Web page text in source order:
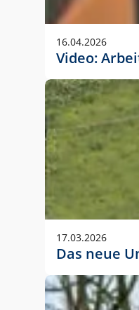
Die Logohöhe
folgende fest
DIN A3 –
DIN A1 –
DIN lang –
1080 x
In
stets der
16.04.2026
Video:
17.03.2026
Das neue